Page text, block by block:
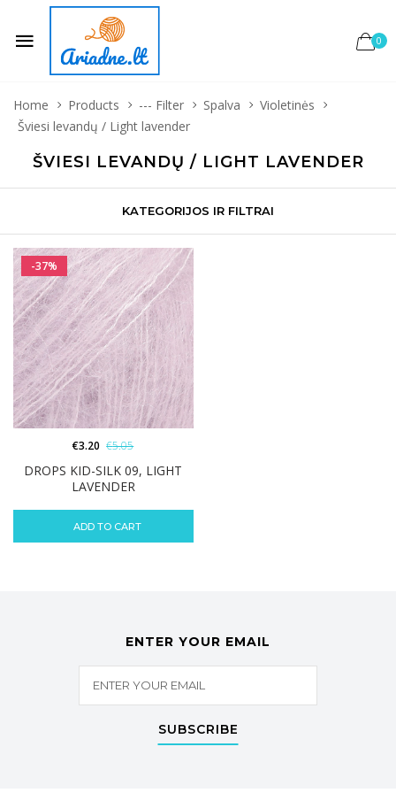
0
Home Products --- Filter Spalva
Violetinės
Šviesi levandų / Light lavender
ŠVIESI LEVANDŲ / LIGHT LAVENDER
KATEGORIJOS IR FILTRAI
-37%
DROPS KID-SILK 09, LIGHT
LAVENDER
€3.20 €5.05
ADD TO CART
ENTER YOUR EMAIL
SUBSCRIBE